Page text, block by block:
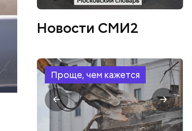
—
Новости СМИ2
Проще, чем кажется